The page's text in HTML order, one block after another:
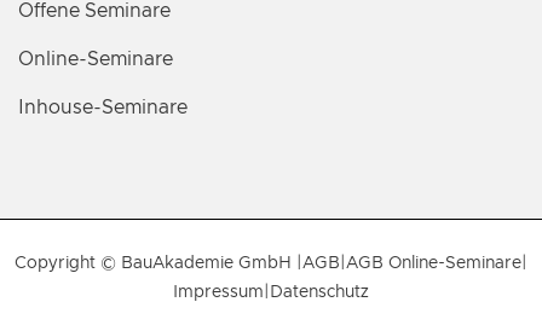
Offene Seminare
Online-Seminare
Inhouse-Seminare
Copyright © BauAkademie GmbH | AGB AGB Online-Seminare
Impressum Datenschutz